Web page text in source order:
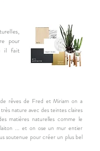
pour
il fait
rêves de Fred et Miriam on a
nature avec des teintes claires
matières naturelles comme le
... et on ose un mur entier
soutenue pour créer un plus bel